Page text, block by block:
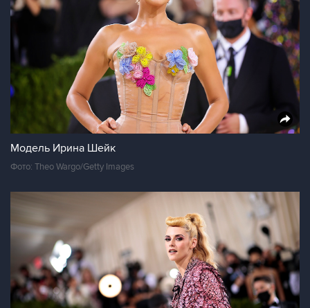
Модель Ирина Шейк
Фото: Theo Wargo/Getty Images